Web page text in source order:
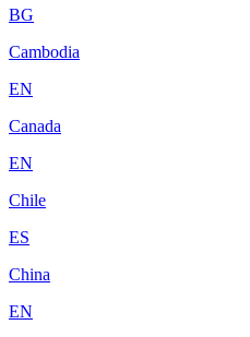
BG
Cambodia
EN
Canada
EN
Chile
ES
China
EN